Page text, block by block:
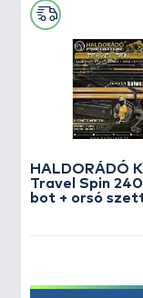
HALDORÁDÓ
Travel Spin
bot + orsó